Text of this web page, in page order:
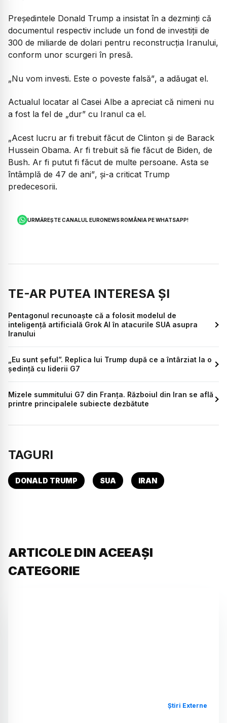
Președintele Donald Trump a insistat în a dezminți că
documentul respectiv include un fond de investiții de
300 de miliarde de dolari pentru reconstrucția Iranului,
conform unor scurgeri în presă.
„Nu vom investi. Este o poveste falsă”, a adăugat el.
Actualul locatar al Casei Albe a apreciat că nimeni nu
a fost la fel de „dur” cu Iranul ca el.
„Acest lucru ar fi trebuit făcut de Clinton și de Barack
Hussein Obama. Ar fi trebuit să fie făcut de Biden, de
Bush. Ar fi putut fi făcut de multe persoane. Asta se
întâmplă de 47 de ani”, și-a criticat Trump
predecesorii.
URMĂREȘTE CANALUL EURONEWS ROMÂNIA PE WHATSAPP!
TE-AR PUTEA INTERESA ȘI
Pentagonul recunoaște că a folosit modelul de
inteligență artificială Grok AI în atacurile SUA asupra
Iranului
„Eu sunt șeful”. Replica lui Trump după ce a întârziat la o
ședință cu liderii G7
Mizele summitului G7 din Franța. Războiul din Iran se află
printre principalele subiecte dezbătute
TAGURI
DONALD TRUMP SUA IRAN
ARTICOLE DIN ACEEAȘI
CATEGORIE
Știri Externe